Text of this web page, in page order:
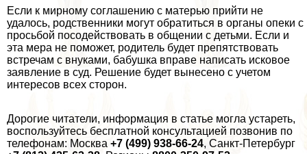
Если к мирному соглашению с матерью прийти не
удалось, родственники могут обратиться в органы опеки с
просьбой посодействовать в общении с детьми. Если и
эта мера не поможет, родитель будет препятствовать
встречам с внуками, бабушка вправе написать исковое
заявление в суд. Решение будет вынесено с учетом
интересов всех сторон.
Дорогие читатели, информация в статье могла устареть,
воспользуйтесь бесплатной консультацией позвонив по
телефонам: Москва +7 (499) 938-66-24, Санкт-Петербург